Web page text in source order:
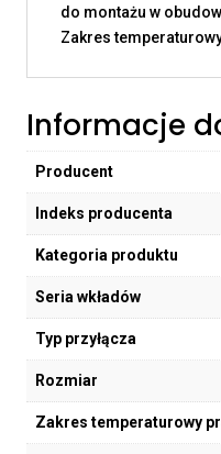
do montażu w
Zakres
Informacje
Producent
Indeks producenta
Kategoria produktu
Seria wkładów
Typ przyłącza
Rozmiar
Zakres temperaturowy